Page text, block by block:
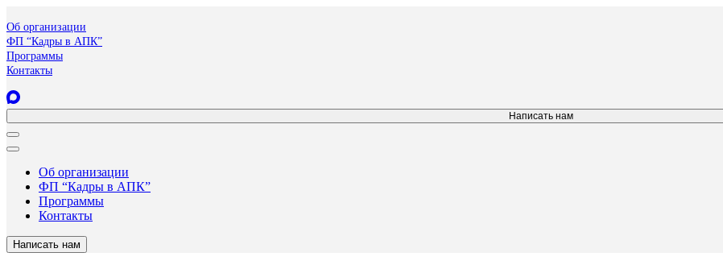
Об организации
ФП “Кадры в АПК”
Программы
Контакты
Написать нам
Об организации
ФП “Кадры в АПК”
Программы
Контакты
Написать нам